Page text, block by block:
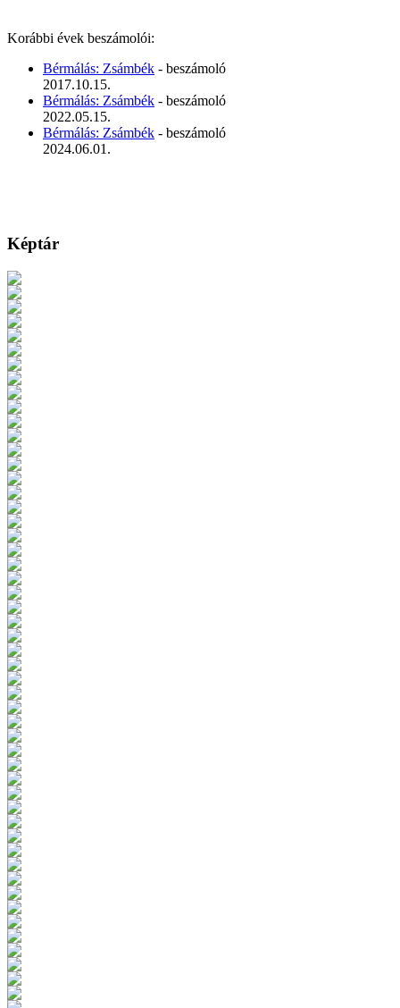
Korábbi évek beszámolói:
Bérmálás: Zsámbék - beszámoló
2017.10.15.
Bérmálás: Zsámbék - beszámoló
2022.05.15.
Bérmálás: Zsámbék - beszámoló
2024.06.01.
Képtár